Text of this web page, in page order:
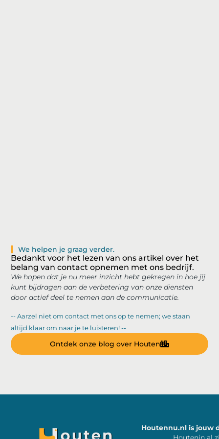
We helpen je graag verder.
Bedankt voor het lezen van ons artikel over het
belang van contact opnemen met ons bedrijf.
We hopen dat je nu meer inzicht hebt gekregen in hoe jij
kunt bijdragen aan de verbetering van onze diensten
door actief deel te nemen aan de communicatie.
-- Aarzel niet om contact met ons op te nemen; we staan
altijd klaar om naar je te luisteren! --
Ontdek onze blog over Houten
Houtennu.nl is jouw